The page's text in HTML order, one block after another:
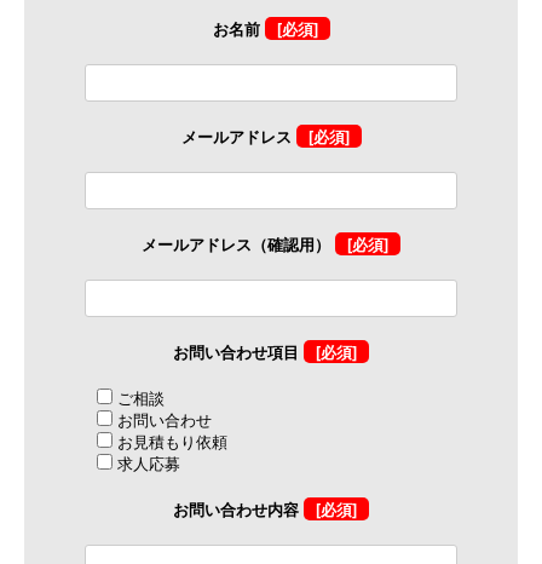
お名前 [必須]
メールアドレス [必須]
メールアドレス（確認用） [必須]
お問い合わせ項目
[必須]
ご相談
お問い合わせ
お見積もり依頼
求人応募
お問い合わせ内容
[必須]